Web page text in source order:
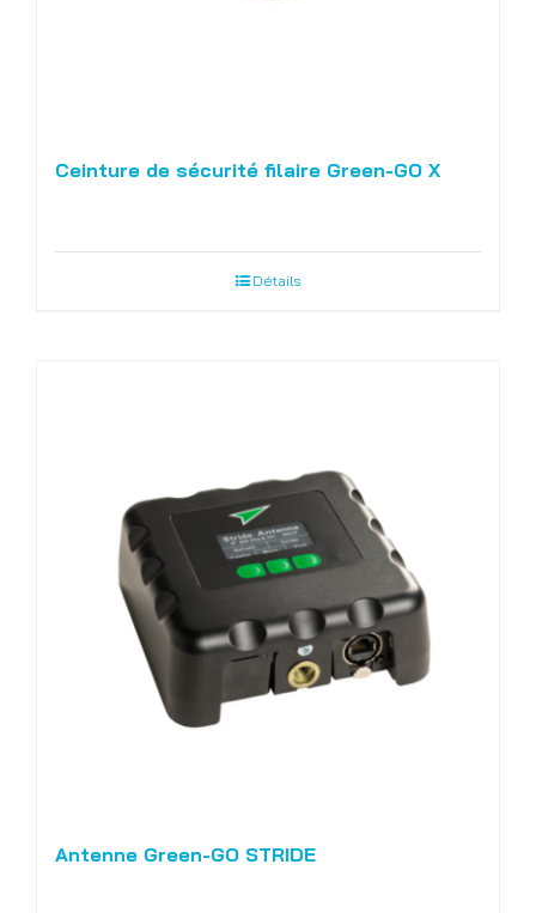
Ceinture de sécurité filaire Green-GO X
Détails
Antenne Green-GO STRIDE